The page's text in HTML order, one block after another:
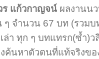
ร แก้วกาญจน์ ผลงานน
ๆ จำนวน 67 บท (รวม
ล่า ทุก ๆ บทแทรก(ซ้ำ)ว
นหาตัวตนที่แท้จริงของ